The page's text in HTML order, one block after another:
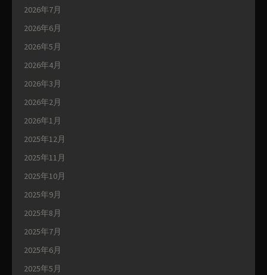
2026年7月
2026年6月
2026年5月
2026年4月
2026年3月
2026年2月
2026年1月
2025年12月
2025年11月
2025年10月
2025年9月
2025年8月
2025年7月
2025年6月
2025年5月